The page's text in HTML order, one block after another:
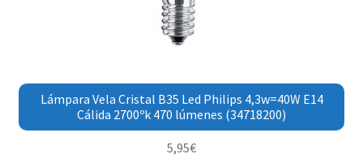
Lámpara Vela Cristal B35 Led Philips 4,3w=40W E14
Cálida 2700ºk 470 lúmenes (34718200)
5,95€